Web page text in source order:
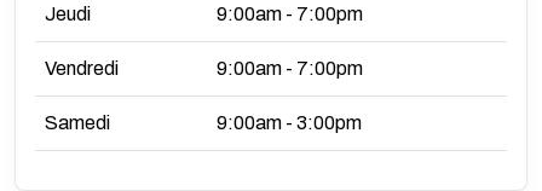
Jeudi 9:00am - 7:00pm
Vendredi 9:00am - 7:00pm
Samedi 9:00am - 3:00pm